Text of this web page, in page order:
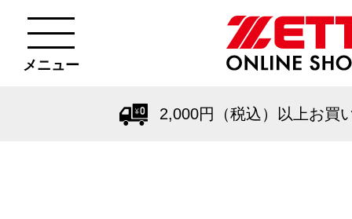
メニュー
2,000円（税込）以上お買